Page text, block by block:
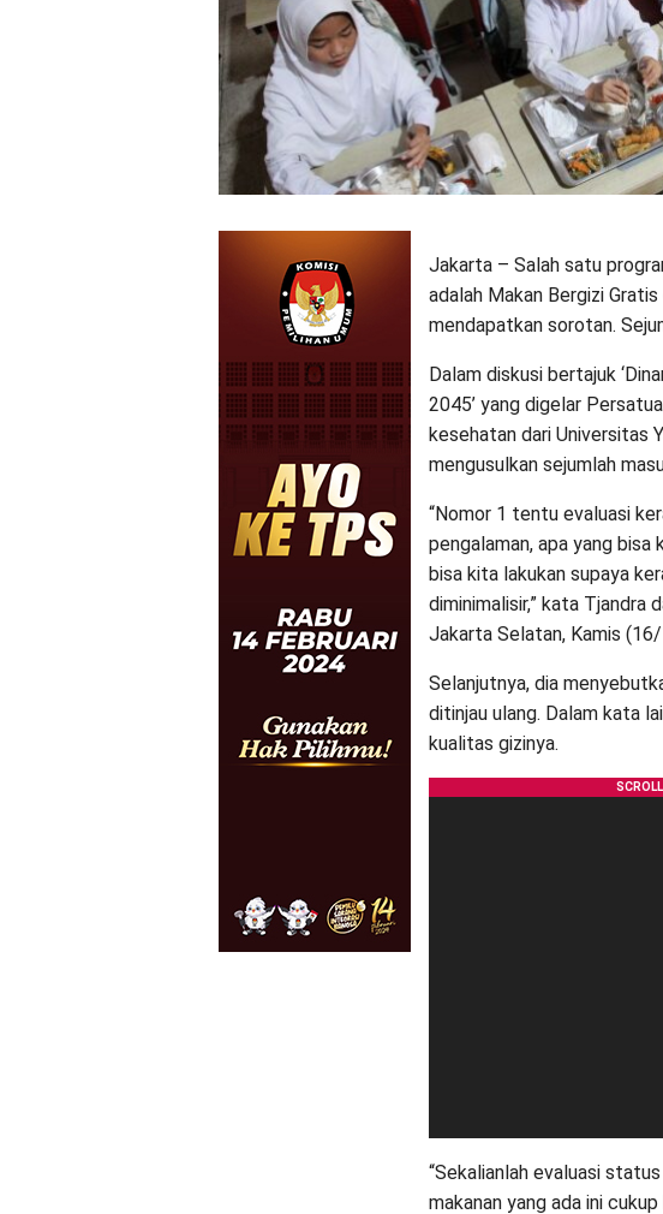
Jakarta – Salah satu
adalah Makan Bergizi
mendapatkan sorotan.
Dalam diskusi bertajuk
2045’ yang digelar
kesehatan dari Universitas
mengusulkan sejumlah
“Nomor 1 tentu evaluasi
pengalaman, apa yang bisa
bisa kita lakukan supaya
diminimalisir,” kata Tjandra
Jakarta Selatan, Kamis
Selanjutnya, dia
ditinjau ulang. Dalam kata
kualitas gizinya.
“Sekalianlah evaluasi
makanan yang ada ini